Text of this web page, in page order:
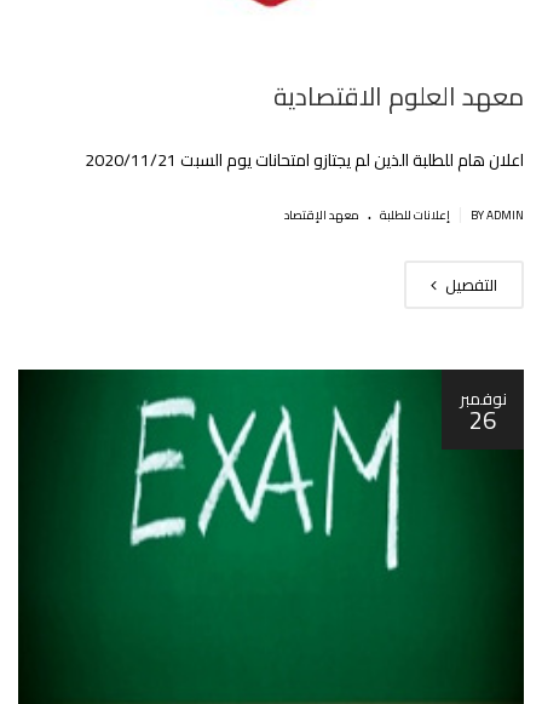
معهد العلوم الاقتصادية
اعلان هام للطلبة الذين لم يجتازو امتحانات يوم السبت 2020/11/21
BY ADMIN إعلانات للطلبة . معهد الإقتصاد
التفصيل
نوفمبر
26